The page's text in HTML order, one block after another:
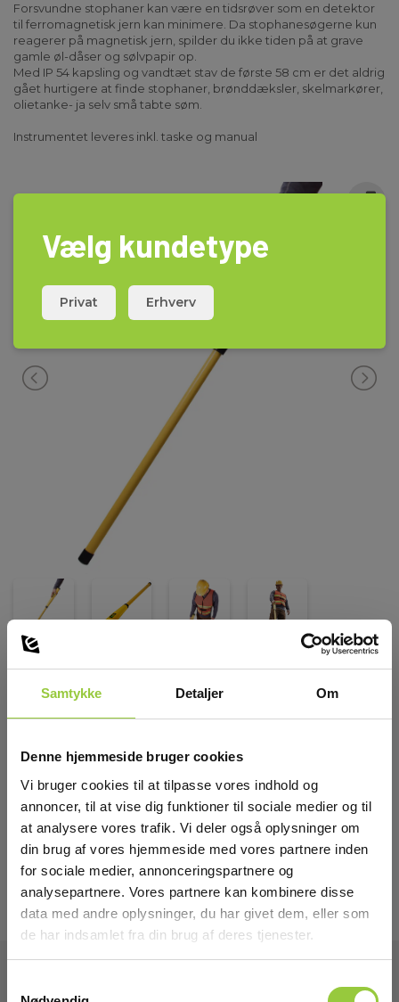
Samtykke Detaljer Om
Denne hjemmeside bruger cookies
Vi bruger cookies til at tilpasse vores indhold og
annoncer, til at vise dig funktioner til sociale medier og til
at analysere vores trafik. Vi deler også oplysninger om
din brug af vores hjemmeside med vores partnere inden
for sociale medier, annonceringspartnere og
analysepartnere. Vores partnere kan kombinere disse
data med andre oplysninger, du har givet dem, eller som
de har indsamlet fra din brug af deres tjenester.
Forsvundne stophaner kan være en tidsrøver som en detektor
til ferromagnetisk jern kan minimere. Da stophanesøgerne kun
reagerer på magnetisk jern, spilder du ikke tiden på at grave
gamle øl-dåser og sølvpapir op.
Med IP 54 kapsling og vandtæt stav de første 58 cm er det aldrig
gået hurtigere at finde stophaner, brønddæksler, skelmarkører,
olietanke- ja selv små tabte søm.
Instrumentet leveres inkl. taske og manual
Vælg kundetype
Privat Erhverv